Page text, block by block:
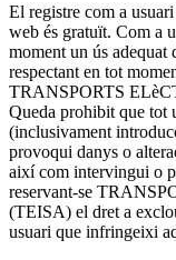
El registre com a
web és gratuït. Com a
moment un ús adequat
respectant en tot
TRANSPORTS
Queda prohibit que tot
(inclusivament
provoqui danys o
així com intervingui o
reservant-se
(TEISA) el dret a
usuari que infringeixi